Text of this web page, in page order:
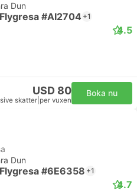
Dun
#AI2704 +1
4.5
USD 80
skatter per vuxen
Boka nu
Dun
#6E6358 +1
4.7